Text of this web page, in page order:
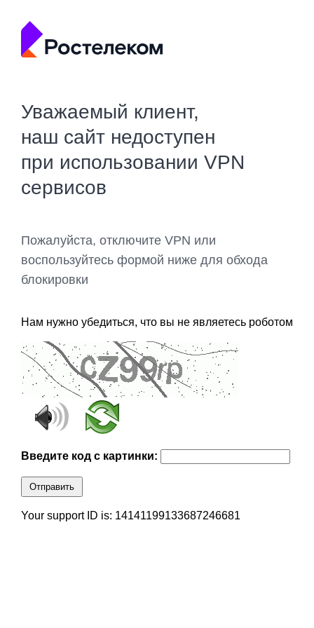
Уважаемый клиент,
наш сайт недоступен
при использовании VPN
сервисов
Пожалуйста, отключите VPN или
воспользуйтесь формой ниже для обхода
блокировки
Нам нужно убедиться, что вы не являетесь роботом
Введите код с картинки:
Отправить
Your support ID is: 14141199133687246681